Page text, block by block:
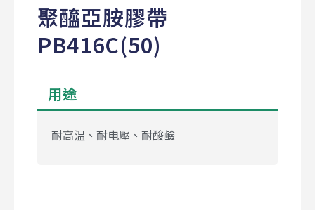
聚醯亞胺膠帶
PB416C(50)
用途
耐高温、耐电壓、耐酸鹼